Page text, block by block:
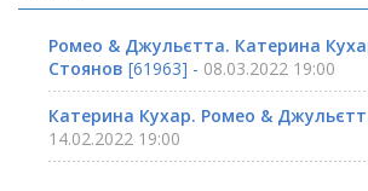
Ромео & Джульєтта. Катерина
Стоянов [61963] - 08.03.2022 19:00
Катерина Кухар. Ромео &
14.02.2022 19:00